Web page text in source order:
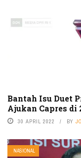
Bantah Isu Duet
Ajukan Capres di
30 APRIL 2022 BY
NASIONAL